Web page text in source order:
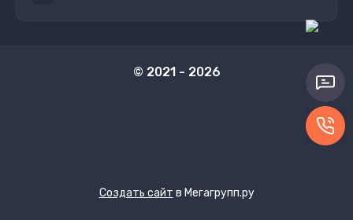
© 2021 - 2026
Создать сайт в Мегагрупп.ру